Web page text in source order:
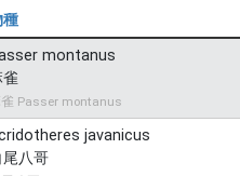
種
montanus
雀
雀 Passer montanus
javanicus
尾八哥